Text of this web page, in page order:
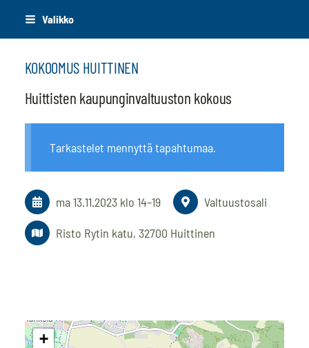
Siirry
Valikko
KOKOOMUS HUITTINEN
Huittisten kaupunginvaltuuston kokous
Tarkastelet mennyttä tapahtumaa.
ma 13.11.2023 klo 14–19 Valtuustosali
Risto Rytin katu, 32700 Huittinen
+